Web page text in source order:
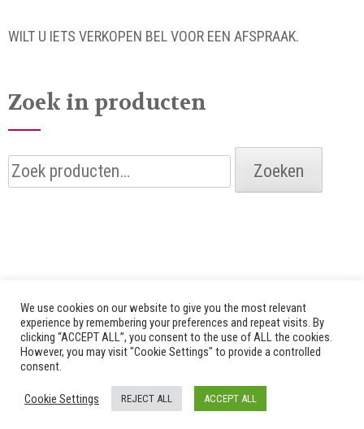
WILT U IETS VERKOPEN BEL VOOR EEN AFSPRAAK.
Zoek in producten
Zoeken
naar:
Zoeken
© 2026 Alle rechten voorbehouden door Bredenhof |
We use cookies on our website to give you the most relevant
experience by remembering your preferences and repeat visits. By
clicking “ACCEPT ALL”, you consent to the use of ALL the cookies.
However, you may visit "Cookie Settings" to provide a controlled
consent.
Cookie Settings REJECT ALL ACCEPT ALL